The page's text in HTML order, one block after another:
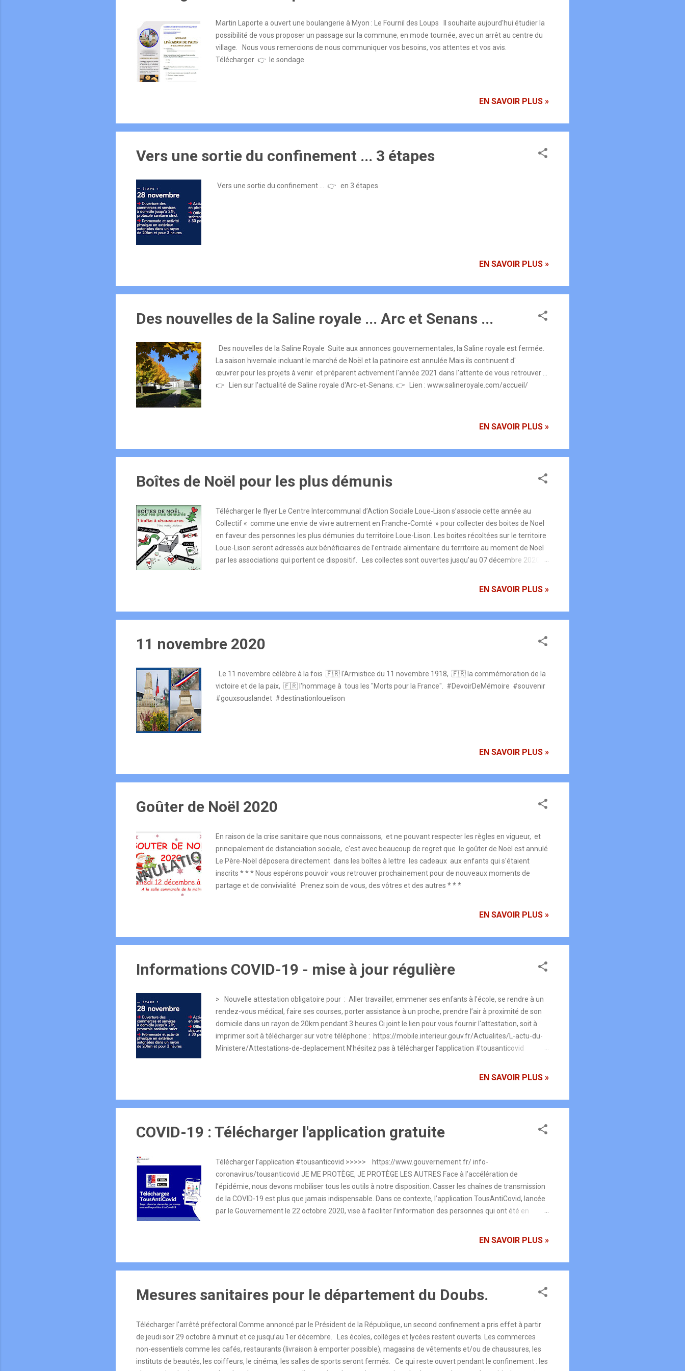
Martin Laporte a ouvert une boulangerie à Myon : Le Fournil des Loups Il souhaite aujourd'hui étudier la
possibilité de vous proposer un passage sur la commune, en mode tournée, avec un arrêt au centre du
village. Nous vous remercions de nous communiquer vos besoins, vos attentes et vos avis.
Télécharger 👉 le sondage
EN SAVOIR PLUS »
Vers une sortie du confinement ... 3 étapes
Vers une sortie du confinement ... 👉 en 3 étapes
EN SAVOIR PLUS »
Des nouvelles de la Saline royale ... Arc et Senans ...
Des nouvelles de la Saline Royale Suite aux annonces gouvernementales, la Saline royale est fermée.
La saison hivernale incluant le marché de Noël et la patinoire est annulée Mais ils continuent d'
œuvrer pour les projets à venir et préparent activement l'année 2021 dans l'attente de vous retrouver ...
👉 Lien sur l'actualité de Saline royale d'Arc-et-Senans. 👉 Lien : www.salineroyale.com/accueil/
EN SAVOIR PLUS »
Boîtes de Noël pour les plus démunis
Télécharger le flyer Le Centre Intercommunal d’Action Sociale Loue-Lison s’associe cette année au
Collectif « comme une envie de vivre autrement en Franche-Comté » pour collecter des boites de Noel
en faveur des personnes les plus démunies du territoire Loue-Lison. Les boites récoltées sur le territoire
Loue-Lison seront adressés aux bénéficiaires de l’entraide alimentaire du territoire au moment de Noel
par les associations qui portent ce dispositif. Les collectes sont ouvertes jusqu’au 07 décembre 2020
ORNANS, 06 89 19 87 87 Le CIAS Loue-Lison, 1 rue du Four à AMANCEY, 03 81 86 79 80 Le CIAS Loue-
EN SAVOIR PLUS »
11 novembre 2020
Le 11 novembre célèbre à la fois 🇫🇷 l'Armistice du 11 novembre 1918, 🇫🇷 la commémoration de la
victoire et de la paix, 🇫🇷 l'hommage à tous les "Morts pour la France". #DevoirDeMémoire #souvenir
#gouxsouslandet #destinationlouelison
EN SAVOIR PLUS »
Goûter de Noël 2020
En raison de la crise sanitaire que nous connaissons, et ne pouvant respecter les règles en vigueur, et
principalement de distanciation sociale, c'est avec beaucoup de regret que le goûter de Noël est annulé
Le Père-Noël déposera directement dans les boîtes à lettre les cadeaux aux enfants qui s'étaient
inscrits * * * Nous espérons pouvoir vous retrouver prochainement pour de nouveaux moments de
partage et de convivialité Prenez soin de vous, des vôtres et des autres * * *
EN SAVOIR PLUS »
Informations COVID-19 - mise à jour régulière
> Nouvelle attestation obligatoire pour : Aller travailler, emmener ses enfants à l’école, se rendre à un
rendez-vous médical, faire ses courses, porter assistance à un proche, prendre l’air à proximité de son
domicile dans un rayon de 20km pendant 3 heures Ci joint le lien pour vous fournir l'attestation, soit à
imprimer soit à télécharger sur votre téléphone : https://mobile.interieur.gouv.fr/Actualites/L-actu-du-
Ministere/Attestations-de-deplacement N’hésitez pas à télécharger l’application #tousanticovid
vos voisins : Pour les personnes domiciliées à Goux-sous-Landet, et ne disposant pas d'imprimante, ni
************************************************************************ REPRISE DE LA
EN SAVOIR PLUS »
COVID-19 : Télécharger l'application gratuite
Télécharger l’application #tousanticovid >>>>> https://www.gouvernement.fr/ info-
coronavirus/tousanticovid JE ME PROTÈGE, JE PROTÈGE LES AUTRES Face à l’accélération de
l’épidémie, nous devons mobiliser tous les outils à notre disposition. Casser les chaînes de transmission
de la COVID-19 est plus que jamais indispensable. Dans ce contexte, l’application TousAntiCovid, lancée
par le Gouvernement le 22 octobre 2020, vise à faciliter l’information des personnes qui ont été en
de l’action des médecins et de l’Assurance Maladie. En cela, TousAntiCovid complète l’arsenal des
œuvre.
EN SAVOIR PLUS »
Mesures sanitaires pour le département du Doubs.
Télécharger l'arrêté préfectoral Comme annoncé par le Président de la République, un second confinement a pris effet à partir
de jeudi soir 29 octobre à minuit et ce jusqu’au 1er décembre. Les écoles, collèges et lycées restent ouverts. Les commerces
non-essentiels comme les cafés, restaurants (livraison à emporter possible), magasins de vêtements et/ou de chaussures, les
instituts de beautés, les coiffeurs, le cinéma, les salles de sports seront fermés. Ce qui reste ouvert pendant le confinement : les